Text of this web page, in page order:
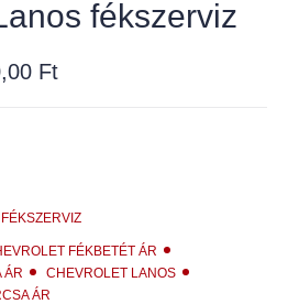
fékszerviz
Ft
FÉKBETÉT ÁR
ÁR
CHEVROLET LANOS
ÁR